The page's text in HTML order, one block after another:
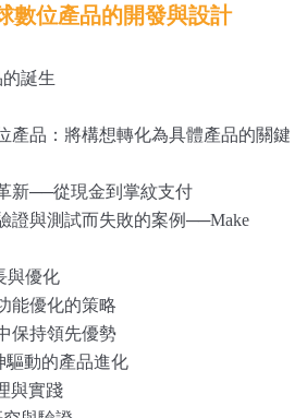
數位產品的開發與設計
誕生
品：將構想轉化為具體產品的關鍵
──從現金到掌紋支付
與測試而失敗的案例──Make
與優化
優化的策略
持領先優勢
驅動的產品進化
與實踐